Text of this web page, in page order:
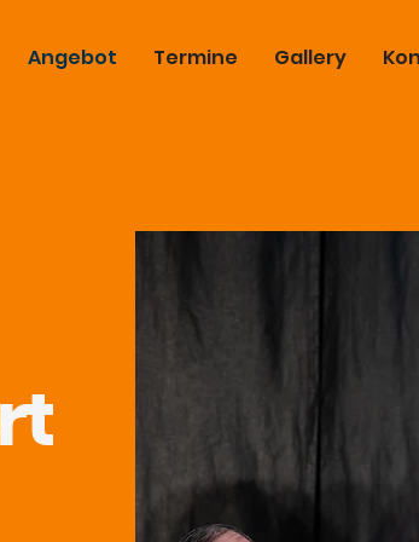
Angebot Termine Gallery